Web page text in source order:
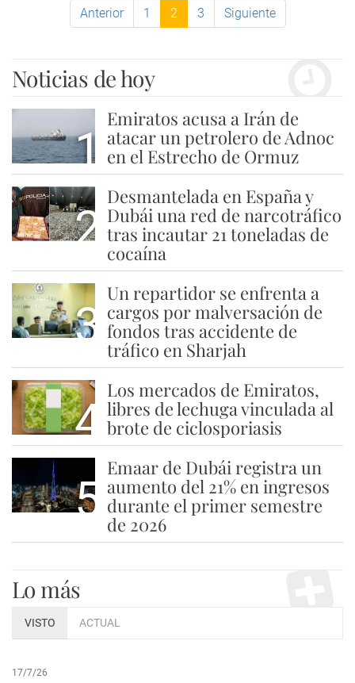
Anterior 1 2 3 Siguiente
Noticias de hoy
1
Emiratos acusa a Irán de
atacar un petrolero de Adnoc
en el Estrecho de Ormuz
2
Desmantelada en España y
Dubái una red de narcotráfico
tras incautar 21 toneladas de
cocaína
3
Un repartidor se enfrenta a
cargos por malversación de
fondos tras accidente de
tráfico en Sharjah
4
Los mercados de Emiratos,
libres de lechuga vinculada al
brote de ciclosporiasis
5
Emaar de Dubái registra un
aumento del 21% en ingresos
durante el primer semestre
de 2026
Lo más
VISTO ACTUAL
17/7/26